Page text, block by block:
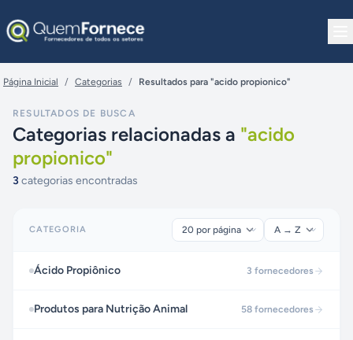
Página Inicial / Categorias / Resultados para "acido propionico"
RESULTADOS DE BUSCA
Categorias relacionadas a "acido
propionico"
3 categorias encontradas
CATEGORIA
Ácido Propiônico 3 fornecedores
Produtos para Nutrição Animal 58 fornecedores